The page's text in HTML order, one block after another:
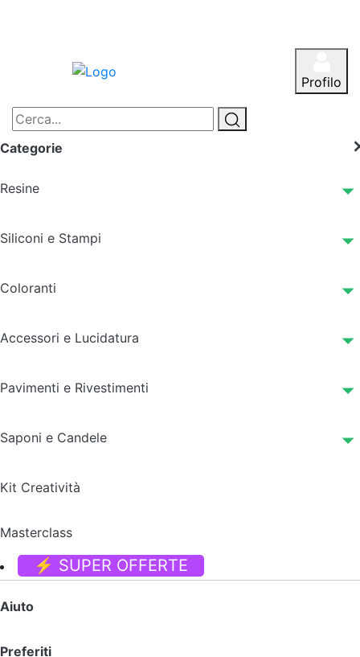
Profilo
Categorie
Resine
Siliconi e Stampi
Coloranti
Accessori e Lucidatura
Pavimenti e Rivestimenti
Saponi e Candele
Kit Creatività
Masterclass
⚡ SUPER OFFERTE
Aiuto
Preferiti